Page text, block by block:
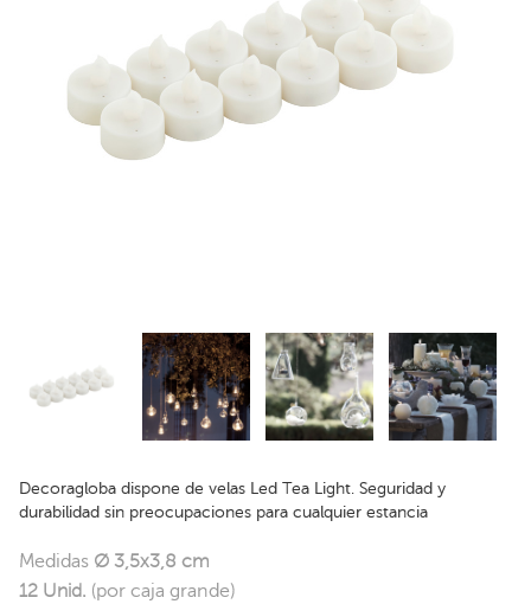
Decoragloba dispone de velas Led Tea Light. Seguridad y
durabilidad sin preocupaciones para cualquier estancia
Medidas Ø 3,5x3,8 cm
12 Unid. (por caja grande)